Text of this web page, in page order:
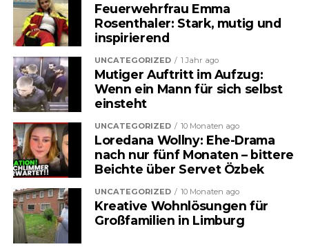
Die Gesundheitskosten steigen –
und das spüren viele Menschen
längst im Alltag. Ob beim
Arztbesuch, in der Apotheke oder
bei der Krankenkasse: Die
finanzielle Belastung wächst
stetig. Nun sorgt ein neuer
Feuerwehrfrau Emma
Rosenthaler: Stark, mutig und
inspirierend
UNCATEGORIZED 1 Jahr ago
Mutiger Auftritt im Aufzug:
Wenn ein Mann für sich selbst
einsteht
UNCATEGORIZED 10 Monaten ago
Loredana Wollny: Ehe-Drama
nach nur fünf Monaten – bittere
Beichte über Servet Özbek
UNCATEGORIZED 10 Monaten ago
Kreative Wohnlösungen für
Großfamilien in Limburg